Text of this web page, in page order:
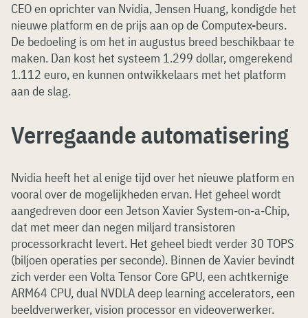
CEO en oprichter van Nvidia, Jensen Huang, kondigde het
nieuwe platform en de prijs aan op de Computex-beurs.
De bedoeling is om het in augustus breed beschikbaar te
maken. Dan kost het systeem 1.299 dollar, omgerekend
1.112 euro, en kunnen ontwikkelaars met het platform
aan de slag.
Verregaande automatisering
Nvidia heeft het al enige tijd over het nieuwe platform en
vooral over de mogelijkheden ervan. Het geheel wordt
aangedreven door een Jetson Xavier System-on-a-Chip,
dat met meer dan negen miljard transistoren
processorkracht levert. Het geheel biedt verder 30 TOPS
(biljoen operaties per seconde). Binnen de Xavier bevindt
zich verder een Volta Tensor Core GPU, een achtkernige
ARM64 CPU, dual NVDLA deep learning accelerators, een
beeldverwerker, vision processor en videoverwerker.